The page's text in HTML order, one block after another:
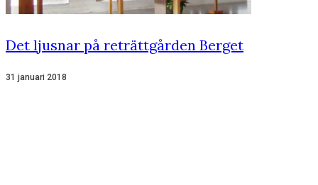
Det ljusnar på reträttgården Berget
31 januari 2018